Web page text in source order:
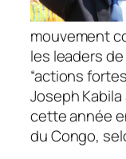
mouvement
les leaders
“actions
Joseph
cette année
du Congo,